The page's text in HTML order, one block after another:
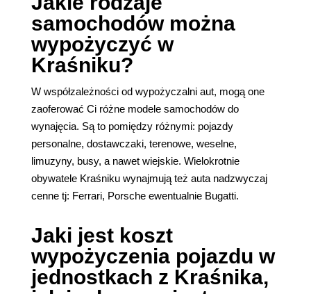
samochodów można
wypożyczyć w
Kraśniku?
W współzależności od wypożyczalni aut, mogą one
zaoferować Ci różne modele samochodów do
wynajęcia. Są to pomiędzy różnymi: pojazdy
personalne, dostawczaki, terenowe, weselne,
limuzyny, busy, a nawet wiejskie. Wielokrotnie
obywatele Kraśniku wynajmują też auta nadzwyczaj
cenne tj: Ferrari, Porsche ewentualnie Bugatti.
Jaki jest koszt
wypożyczenia pojazdu w
jednostkach z Kraśnika,